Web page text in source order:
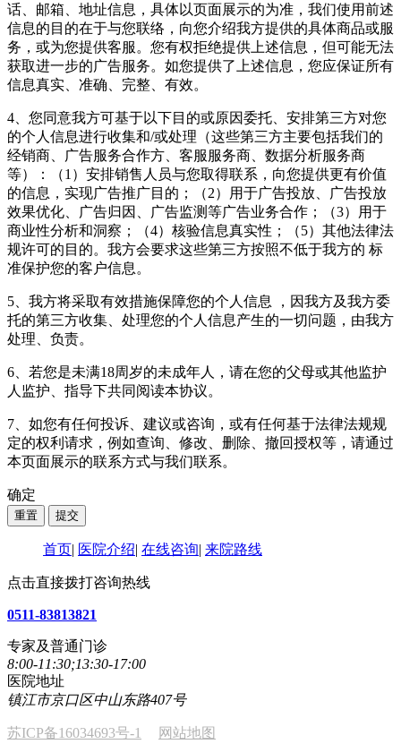
话、邮箱、地址信息，具体以页面展示的为准，我们使用前述
信息的目的在于与您联络，向您介绍我方提供的具体商品或服
务，或为您提供客服。您有权拒绝提供上述信息，但可能无法
获取进一步的广告服务。如您提供了上述信息，您应保证所有
信息真实、准确、完整、有效。
4、您同意我方可基于以下目的或原因委托、安排第三方对您
的个人信息进行收集和/或处理（这些第三方主要包括我们的
经销商、广告服务合作方、客服服务商、数据分析服务商
等）：（1）安排销售人员与您取得联系，向您提供更有价值
的信息，实现广告推广目的；（2）用于广告投放、广告投放
效果优化、广告归因、广告监测等广告业务合作；（3）用于
商业性分析和洞察；（4）核验信息真实性；（5）其他法律法
规许可的目的。我方会要求这些第三方按照不低于我方的 标
准保护您的客户信息。
5、我方将采取有效措施保障您的个人信息 ，因我方及我方委
托的第三方收集、处理您的个人信息产生的一切问题，由我方
处理、负责。
6、若您是未满18周岁的未成年人，请在您的父母或其他监护
人监护、指导下共同阅读本协议。
7、如您有任何投诉、建议或咨询，或有任何基于法律法规规
定的权利请求，例如查询、修改、删除、撤回授权等，请通过
本页面展示的联系方式与我们联系。
确定
首页| 医院介绍| 在线咨询| 来院路线
点击直接拨打咨询热线
0511-83813821
专家及普通门诊
8:00-11:30;13:30-17:00
医院地址
镇江市京口区中山东路407号
苏ICP备16034693号-1 网站地图